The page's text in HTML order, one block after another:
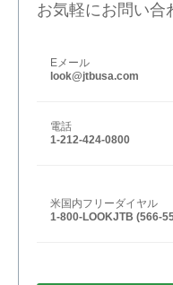
お気軽にお問い合
Eメール
look@jtbusa.com
電話
1-212-424-0800
米国内フリーダイヤル
1-800-LOOKJTB (566-